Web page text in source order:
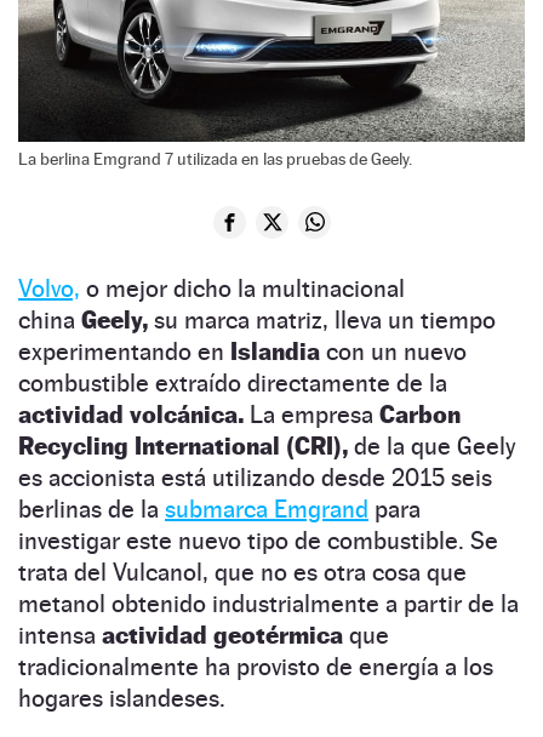
La berlina Emgrand 7 utilizada en las pruebas de Geely.
Volvo, o mejor dicho la multinacional
china Geely, su marca matriz, lleva un tiempo
experimentando en Islandia con un nuevo
combustible extraído directamente de la
actividad volcánica. La empresa Carbon
Recycling International (CRI), de la que Geely
es accionista está utilizando desde 2015 seis
berlinas de la submarca Emgrand para
investigar este nuevo tipo de combustible. Se
trata del Vulcanol, que no es otra cosa que
metanol obtenido industrialmente a partir de la
intensa actividad geotérmica que
tradicionalmente ha provisto de energía a los
hogares islandeses.